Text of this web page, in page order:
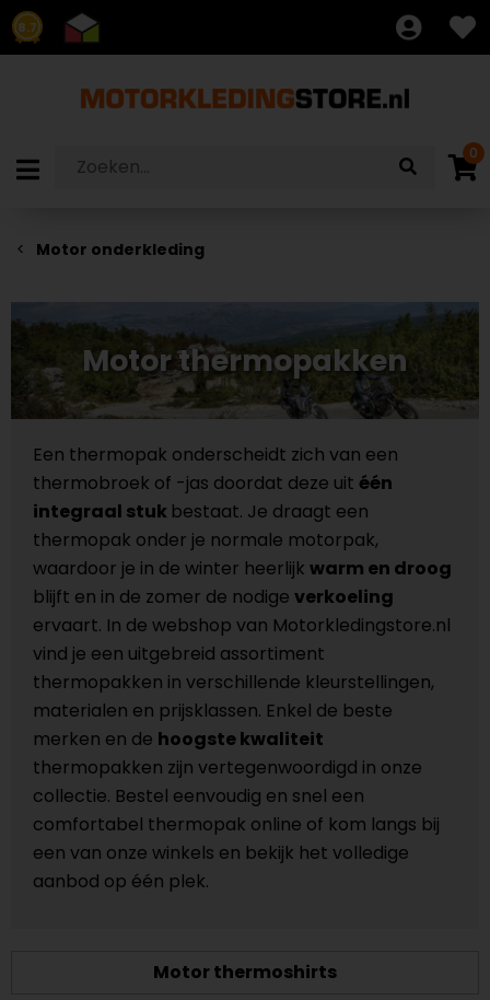
8.7
0
Motor onderkleding
Motor thermopakken
Een thermopak onderscheidt zich van een
thermobroek of -jas doordat deze uit één
integraal stuk bestaat. Je draagt een
thermopak onder je normale motorpak,
waardoor je in de winter heerlijk warm en droog
blijft en in de zomer de nodige verkoeling
ervaart. In de webshop van Motorkledingstore.nl
vind je een uitgebreid assortiment
thermopakken in verschillende kleurstellingen,
materialen en prijsklassen. Enkel de beste
merken en de hoogste kwaliteit
thermopakken zijn vertegenwoordigd in onze
collectie. Bestel eenvoudig en snel een
comfortabel thermopak online of kom langs bij
een van onze winkels en bekijk het volledige
aanbod op één plek.
Motor thermoshirts